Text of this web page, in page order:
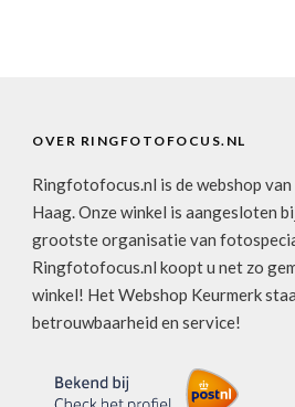
OVER RINGFOTOFOCUS.NL
Ringfotofocus.nl is de webshop
Haag. Onze winkel is aangesloten
grootste organisatie van
Ringfotofocus.nl koopt u net zo
winkel! Het Webshop Keurmerk
betrouwbaarheid en service!